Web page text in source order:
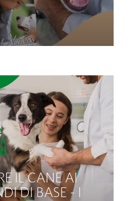
IL CANE AI
DI BASE - I